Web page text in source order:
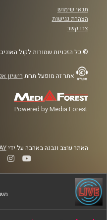
תנאי שימוש
הצהרת נגישות
צרו קשר
© כל הזכויות שמורות לקול
אתר זה מופעל תחת רישיון
Powered by Media Forest
האתר עוצב ונבנה באהבה על ידי